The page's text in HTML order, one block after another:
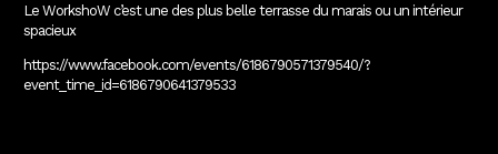
Le WorkshoW c’est une des plus belle terrasse du marais ou un intérieur
spacieux
https://www.facebook.com/events/6186790571379540/?
event_time_id=6186790641379533